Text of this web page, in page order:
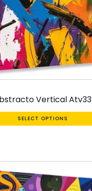
Vertical Atv33
SELECT OPTIONS